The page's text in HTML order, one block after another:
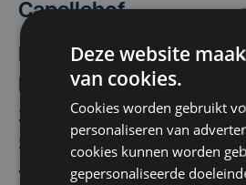
Capellehof
Ledegem zit in politiek
Heel wat projecten
zoals de bouw van een
Sint-Eloois-Winkel:
verenigingen en ook het
Deze website
van cookies.
Cookies worden gebruikt
personaliseren van
cookies kunnen worden
gepersonaliseerde